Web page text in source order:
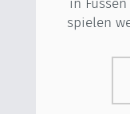
in
spielen